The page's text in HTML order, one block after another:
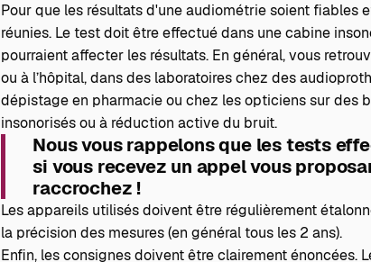
Pour que les résultats d'une audiométrie soient fiables
réunies. Le test doit être effectué dans une cabine
pourraient affecter les résultats. En général, vous
ou à l’hôpital, dans des laboratoires chez des
dépistage en pharmacie ou chez les opticiens sur des
insonorisés ou à réduction active du bruit.
Nous vous rappelons que les tests
si vous recevez un appel vous
raccrochez !
Les appareils utilisés doivent être régulièrement
la précision des mesures (en général tous les 2 ans).
Enfin, les consignes doivent être clairement énoncées.